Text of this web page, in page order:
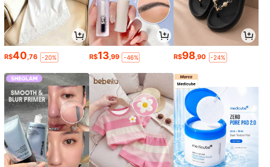
R$40,76 -20% R$13,99 -46% R$98,90 -24%